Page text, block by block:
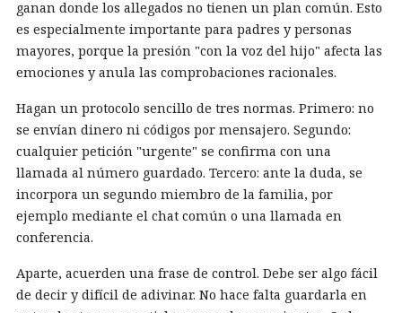
ganan donde los allegados no tienen un plan común. Esto
es especialmente importante para padres y personas
mayores, porque la presión "con la voz del hijo" afecta las
emociones y anula las comprobaciones racionales.
Hagan un protocolo sencillo de tres normas. Primero: no
se envían dinero ni códigos por mensajero. Segundo:
cualquier petición "urgente" se confirma con una
llamada al número guardado. Tercero: ante la duda, se
incorpora un segundo miembro de la familia, por
ejemplo mediante el chat común o una llamada en
conferencia.
Aparte, acuerden una frase de control. Debe ser algo fácil
de decir y difícil de adivinar. No hace falta guardarla en